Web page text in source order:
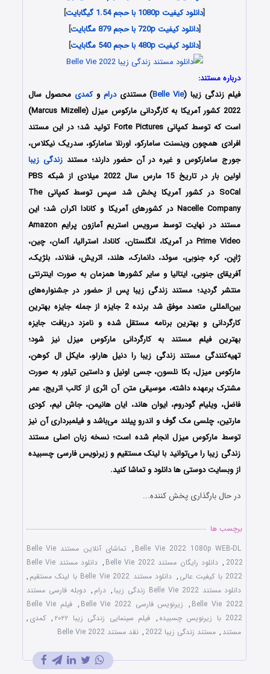
[دانلود کیفیت 1080p با حجم 1.54 گیگابایت
]
[دانلود کیفیت 720p با حجم 879 مگابایت
]
[دانلود کیفیت 480p با حجم 540 مگابایت ]
درباره مستند:
فیلم زندگی زیبا (Belle Vie) مستندیدرام وکمدی محصول سال
2022 کشور آمریکا به کارگردانی مارکوس میزل (Marcus Mizelle)
است که توسط کمپانی Forte Pictures تولید شد؛ در این مستند
افرادی همچون وینسنت سامارکو، اورنلا سامارکو، سدریک نیکلاس،
جورج سامارکوس و غیره در آن حضور دارند؛ مستند زندگی زیبا
اولین بار در تاریخ 15 مارس سال 2022 میلادی از شبکه PBS
SoCal در کشور آمریکا پخش شد سپس توسط کمپانی The
Nacelle Company در کشورهای آمریکا و کانادا اکران شد؛ این
مستند در نهایت توسط سرویس استریم آمازون پرایم Amazon
Prime Video در آمریکا، انگلستان، کانادا، استرالیا، آلمان، چین،
ژاپن، کره جنوبی، سوئد، دانمارک، هلند، اتریش، فنلاند، بلژیک،
آفریقای جنوبی، ایتالیا و سایر کشورها همزمان به صورت اینترنتی
منتشر گردید؛ مستند زندگی زیبا پس از حضور در جشنواره‌‌های
بین‌المللی متعدد موفق شد برنده 2 جایزه از جمله جایزه بهترین
کارگردانی و بهترین برنامه مستقل شده و نامزد دریافت جایزه
بهترین فیلم مستند به کارگردانی مارکوس میزل نیز شود؛
تهیه‌کنندگی مستند زندگی زیبا را دنیل هارلو، مایکل ال کوهن،
مارکوس میزل، بکا نلسون، جسی اونیل و داستین تیلور به صورت
مشترک برعهده داشته، موسیقی متن آن اثری از کالب اتریج، عمر
فاضل، ویلیام گودروم، ایوان هاند، ایان هانیمن، جاش لیم، کودی
مارتین، چلسی مک گوف و اندرو پیلند می‌باشد و فیلمبرداری آن نیز
توسط مارکوس میزل انجام شده است؛ نسخه زبان اصلی مستند
زندگی زیبا را می‌توانید با لینک مستقیم و زیرنویس فارسی چسبیده
از وبسایت دوستی ها دانلود و تماشا کنید.
در حال بارگذاری پخش کننده...
برچسب ها
Belle Vie 2022 1080p WEB-DL
,
تماشای آنلاین مستند Belle Vie
2022
, دانلود رایگان مستند Belle Vie 2022 ,
دانلود مستند Belle Vie
2022 با کیفیت عالی
, دانلود مستند Belle Vie 2022 با لینک مستقیم
,
دانلود مستند Belle Vie 2022 زندگی زیبا
, درام , دوبله فارسی مستند
Belle Vie 2022
, زیرنویس فارسی Belle Vie 2022 ,
فیلم Belle Vie
2022 با زیرنویس چسبیده
, فیلم سینمایی زندگی زیبا ۲۰۲۲ , کمدی ,
مستند , مستند زندگی زیبا 2022 , نقد مستند Belle Vie 2022